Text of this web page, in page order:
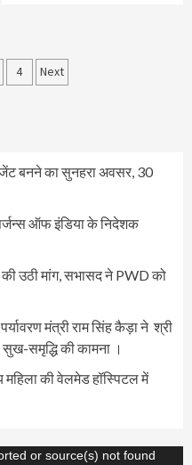
4 Next
बनने का सुनहरा अवसर, 30
ऑफ इंडिया के निदेशक
उठी मांग, सभासद ने PWD को
मंत्री राम सिंह कैड़ा ने श्री
समृद्धि की कामना ।
महिला की वेलमेड हॉस्पिटल में
or source(s) not found